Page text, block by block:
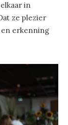
in
ze plezier
en erkenning